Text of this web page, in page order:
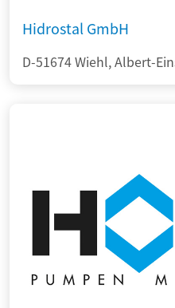
Hidrostal GmbH
D-51674 Wiehl, Albert-